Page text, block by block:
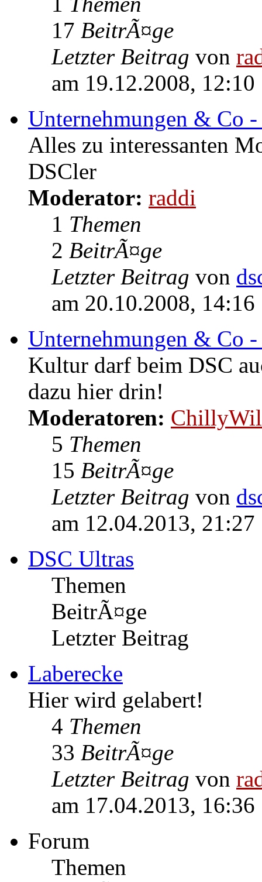
17 BeitrÃ¤ge
Letzter Beitrag von
am 19.12.2008, 12:10
Unternehmungen & Co
Alles zu interessanten
DSCler
Moderator: raddi
1 Themen
2 BeitrÃ¤ge
Letzter Beitrag von
am 20.10.2008, 14:16
Unternehmungen & Co
Kultur darf beim DSC
dazu hier drin!
Moderatoren:
5 Themen
15 BeitrÃ¤ge
Letzter Beitrag von
am 12.04.2013, 21:27
DSC Ultras
Themen
BeitrÃ¤ge
Letzter Beitrag
Laberecke
Hier wird gelabert!
4 Themen
33 BeitrÃ¤ge
Letzter Beitrag von
am 17.04.2013, 16:36
Forum
Themen